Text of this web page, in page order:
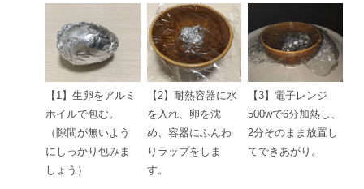
【1】生卵をアルミ
ホイルで包む。
（隙間が無いよう
にしっかり包みま
しょう）
【2】耐熱容器に水
を入れ、卵を沈
め、容器にふんわ
りラップをしま
す。
【3】電子レンジ
500wで6分加熱し、
2分そのまま放置し
てできあがり。